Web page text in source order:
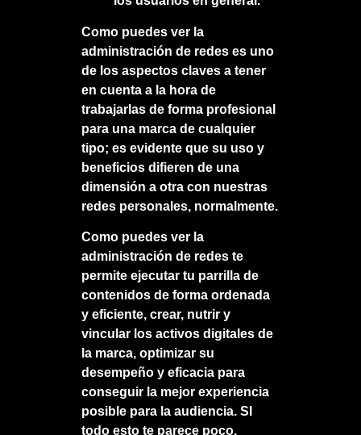
Como puedes ver la
administración de redes es uno
de los aspectos claves a tener
en cuenta a la hora de
trabajarlas de forma profesional
para una marca de cualquier
tipo; es evidente que su uso y
beneficios difieren de una
dimensión a otra con nuestras
redes personales, normalmente.
Como puedes ver la
administración de redes te
permite ejecutar tu parrilla de
contenidos de forma ordenada
y eficiente, crear, nutrir y
vincular los activos digitales de
la marca, optimizar su
desempeño y eficacia para
conseguir la mejor experiencia
posible para la audiencia. SI
todo esto te parece poco,